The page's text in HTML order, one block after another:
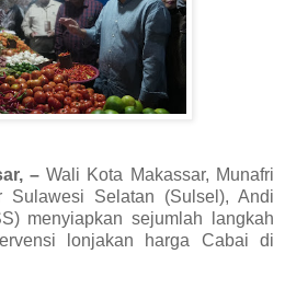
–Wali Kota Makassar, Munafri
Sulawesi Selatan (Sulsel), Andi
menyiapkan sejumlah langkah
lonjakan harga Cabai di